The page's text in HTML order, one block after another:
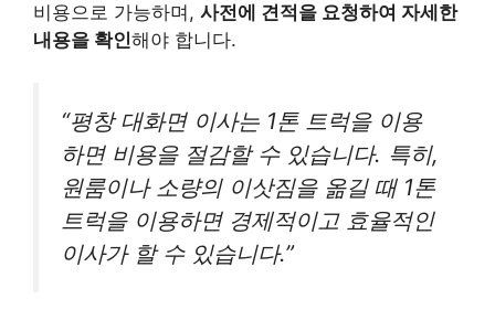
비용으로 가능하며, 사전에 견적을 요청하여 자세한
내용을 확인해야 합니다.
“평창 대화면 이사는 1톤 트럭을 이용
하면 비용을 절감할 수 있습니다. 특히,
원룸이나 소량의 이삿짐을 옮길 때 1톤
트럭을 이용하면 경제적이고 효율적인
이사가 할 수 있습니다.”